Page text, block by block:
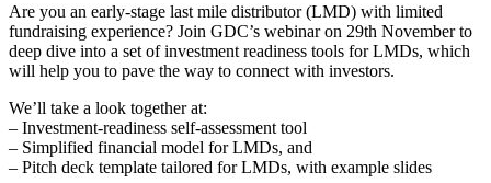
Are you an early-stage last mile distributor (LMD) with limited
fundraising experience? Join GDC’s webinar on 29th November to
deep dive into a set of investment readiness tools for LMDs, which
will help you to pave the way to connect with investors.
We’ll take a look together at:
– Investment-readiness self-assessment tool
– Simplified financial model for LMDs, and
– Pitch deck template tailored for LMDs, with example slides